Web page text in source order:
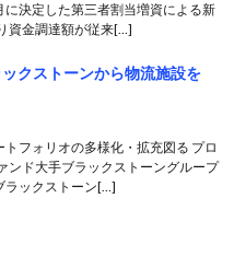
決定した第三者割当増資による新
資金調達額が従来[…]
クストーンから物流施設を
トフォリオの多様化・拡充図る プロ
ンド大手ブラックストーングループ
ラックストーン[…]